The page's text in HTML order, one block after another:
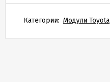
Категории: Модули Toyota